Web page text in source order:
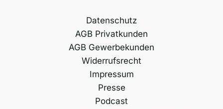
Datenschutz
AGB Privatkunden
AGB Gewerbekunden
Widerrufsrecht
Impressum
Presse
Podcast